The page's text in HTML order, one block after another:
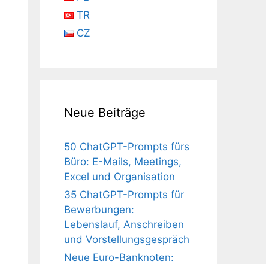
TR
CZ
Neue Beiträge
50 ChatGPT-Prompts fürs
Büro: E-Mails, Meetings,
Excel und Organisation
35 ChatGPT-Prompts für
Bewerbungen:
Lebenslauf, Anschreiben
und Vorstellungsgespräch
Neue Euro-Banknoten: